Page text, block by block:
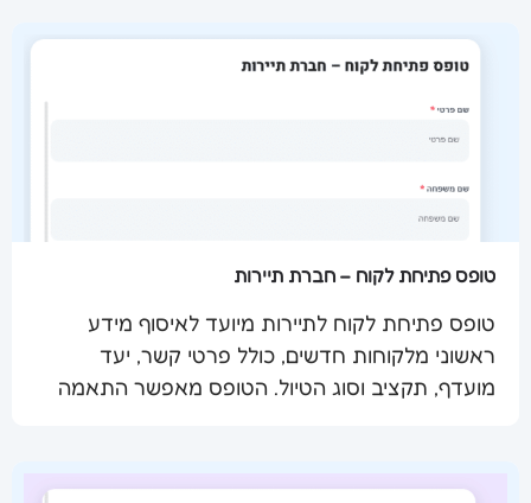
שלח מסמך
טופס פתיחת לקוח – חברת תיירות
טופס פתיחת לקוח לתיירות מיועד לאיסוף מידע
ראשוני מלקוחות חדשים, כולל פרטי קשר, יעד
מועדף, תקציב וסוג הטיול. הטופס מאפשר התאמה